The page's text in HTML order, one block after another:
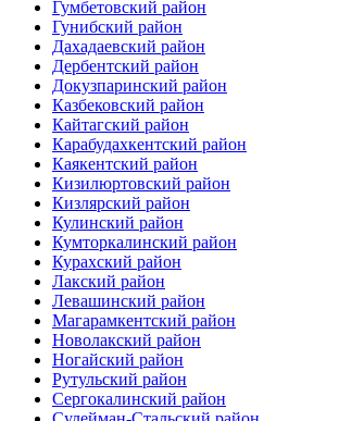
Гумбетовский район
Гунибский район
Дахадаевский район
Дербентский район
Докузпаринский район
Казбековский район
Кайтагский район
Карабудахкентский район
Каякентский район
Кизилюртовский район
Кизлярский район
Кулинский район
Кумторкалинский район
Курахский район
Лакский район
Левашинский район
Магарамкентский район
Новолакский район
Ногайский район
Рутульский район
Сергокалинский район